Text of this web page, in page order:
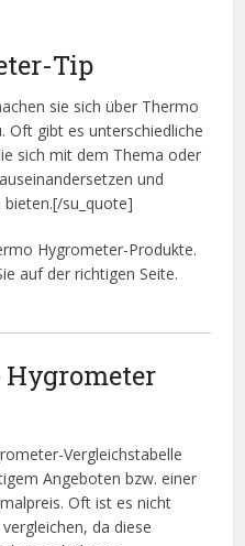
Tip
sie sich über Thermo
Oft gibt es unterschiedliche
sich mit dem Thema oder
und
su_quote]
Hygrometer-Produkte.
auf der richtigen Seite.
Vergleichstabelle
Angeboten bzw. einer
Oft ist es nicht
da diese